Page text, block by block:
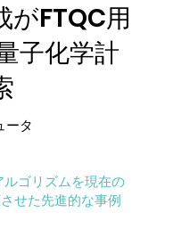
FTQC用
子化学計
ータ
ゴリズムを現在の
せた先進的な事例